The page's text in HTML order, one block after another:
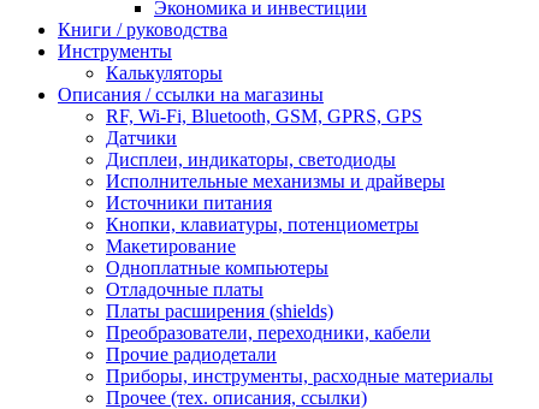
Экономика и инвестиции
Книги / руководства
Инструменты
Калькуляторы
Описания / ссылки на магазины
RF, Wi-Fi, Bluetooth, GSM, GPRS, GPS
Датчики
Дисплеи, индикаторы, светодиоды
Исполнительные механизмы и драйверы
Источники питания
Кнопки, клавиатуры, потенциометры
Макетирование
Одноплатные компьютеры
Отладочные платы
Платы расширения (shields)
Преобразователи, переходники, кабели
Прочие радиодетали
Приборы, инструменты, расходные материалы
Прочее (тех. описания, ссылки)